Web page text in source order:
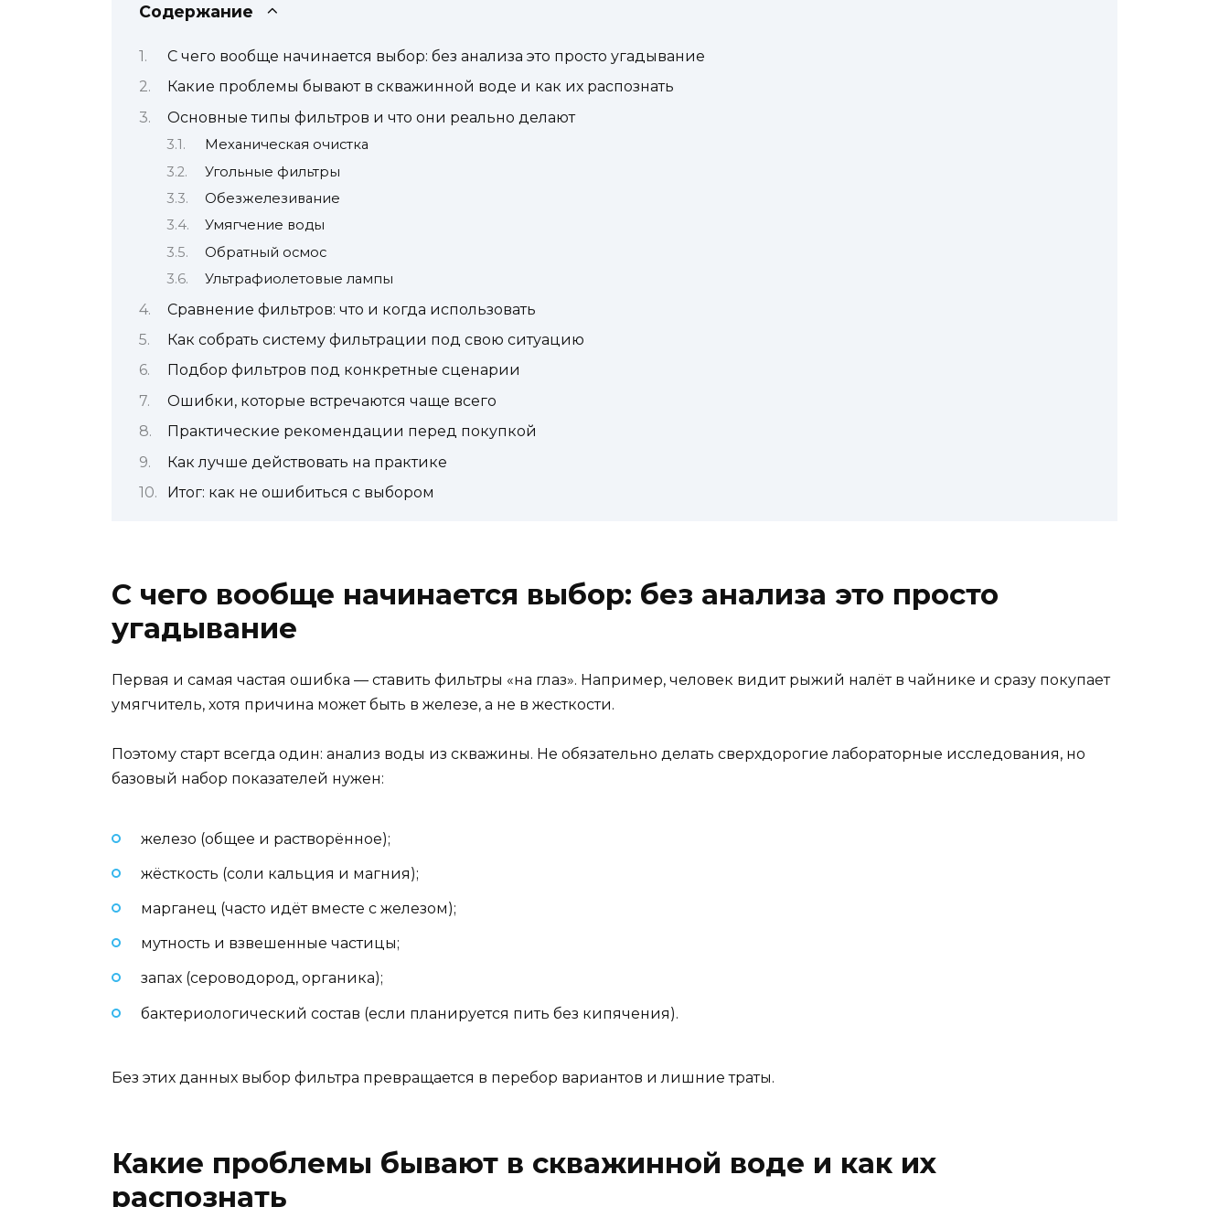
Содержание
С чего вообще начинается выбор: без анализа это просто угадывание
Какие проблемы бывают в скважинной воде и как их распознать
Основные типы фильтров и что они реально делают
Механическая очистка
Угольные фильтры
Обезжелезивание
Умягчение воды
Обратный осмос
Ультрафиолетовые лампы
Сравнение фильтров: что и когда использовать
Как собрать систему фильтрации под свою ситуацию
Подбор фильтров под конкретные сценарии
Ошибки, которые встречаются чаще всего
Практические рекомендации перед покупкой
Как лучше действовать на практике
Итог: как не ошибиться с выбором
С чего вообще начинается выбор: без анализа это просто
угадывание
Первая и самая частая ошибка — ставить фильтры «на глаз». Например, человек видит рыжий налёт в чайнике и сразу покупает
умягчитель, хотя причина может быть в железе, а не в жесткости.
Поэтому старт всегда один: анализ воды из скважины. Не обязательно делать сверхдорогие лабораторные исследования, но
базовый набор показателей нужен:
железо (общее и растворённое);
жёсткость (соли кальция и магния);
марганец (часто идёт вместе с железом);
мутность и взвешенные частицы;
запах (сероводород, органика);
бактериологический состав (если планируется пить без кипячения).
Без этих данных выбор фильтра превращается в перебор вариантов и лишние траты.
Какие проблемы бывают в скважинной воде и как их
распознать